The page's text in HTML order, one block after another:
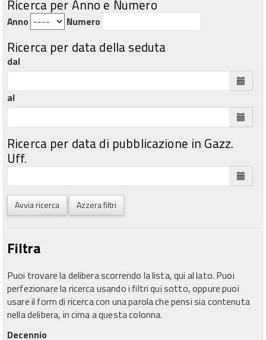
Ricerca per Anno e Numero
Anno Numero
Ricerca per data della seduta
dal
al
Ricerca per data di pubblicazione in Gazz.
Uff.
Avvia ricerca Azzera filtri
Filtra
Puoi trovare la delibera scorrendo la lista, qui al lato. Puoi
perfezionare la ricerca usando i filtri qui sotto, oppure puoi
usare il form di ricerca con una parola che pensi sia contenuta
nella delibera, in cima a questa colonna.
Decennio